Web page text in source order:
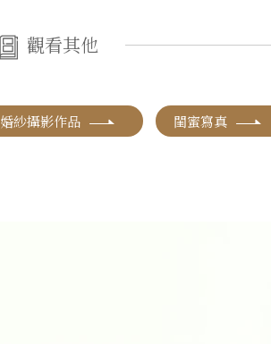
觀看其他
婚紗攝影作品 閨蜜寫真